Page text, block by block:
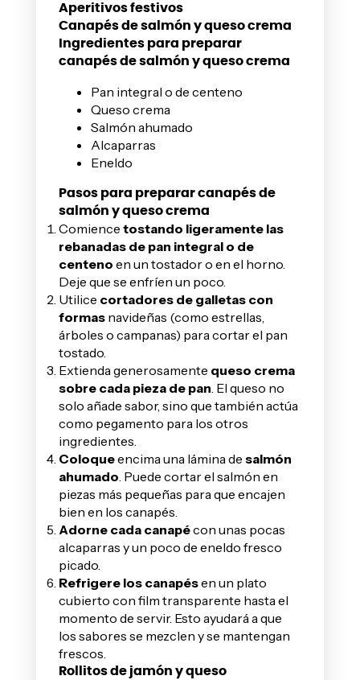
Aperitivos festivos
Canapés de salmón y queso crema
Ingredientes para preparar
canapés de salmón y queso crema
Pan integral o de centeno
Queso crema
Salmón ahumado
Alcaparras
Eneldo
Pasos para preparar canapés de
salmón y queso crema
Comiencetostando ligeramente las
rebanadas de pan integral o de
centenoen un tostador o en el horno.
Deje que se enfríen un poco.
Utilice cortadores de galletas con
formas navideñas (como estrellas,
árboles o campanas) para cortar el pan
tostado.
Extienda generosamente queso crema
sobre cada pieza de pan . El queso no
solo añade sabor, sino que también actúa
como pegamento para los otros
ingredientes.
Coloqueencima una lámina desalmón
ahumado . Puede cortar el salmón en
piezas más pequeñas para que encajen
bien en los canapés.
Adorne cada canapécon unas pocas
alcaparras y un poco de eneldo fresco
picado.
Refrigere los canapésen un plato
cubierto con film transparente hasta el
momento de servir. Esto ayudará a que
los sabores se mezclen y se mantengan
frescos.
Rollitos de jamón y queso